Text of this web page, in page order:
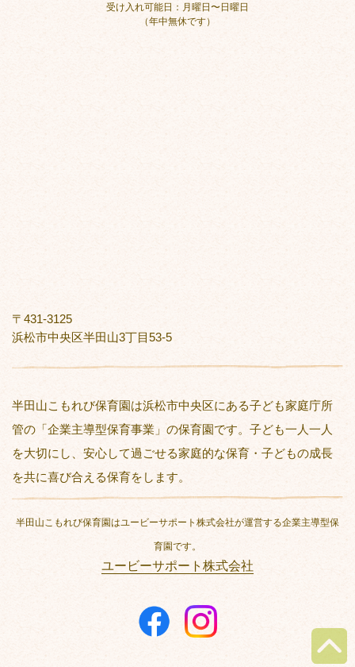
受け入れ可能日：月曜日〜日曜日
（年中無休です）
〒431-3125
浜松市中央区半田山3丁目53-5
半田山こもれび保育園は浜松市中央区にある子ども家庭庁所
管の「企業主導型保育事業」の保育園です。子ども一人一人
を大切にし、安心して過ごせる家庭的な保育・子どもの成長
を共に喜び合える保育をします。
半田山こもれび保育園はユービーサポート株式会社が運営する企業主導型保
育園です。
ユービーサポート株式会社